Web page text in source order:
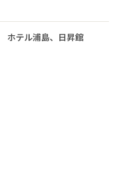
ホテル浦島、日昇館